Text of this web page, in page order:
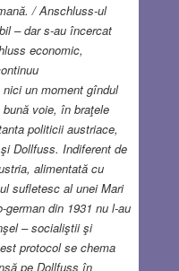
/ Anschluss-ul
– dar s-au încercat
economic,
un moment gîndul
voie, în braţele
politicii austriace,
Dollfuss. Indiferent de
alimentată cu
sufletesc al unei Mari
din 1931 nu l-au
– socialiştii şi
protocol se chema
pe Dollfuss în